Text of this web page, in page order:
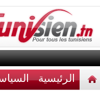
الرئيسية